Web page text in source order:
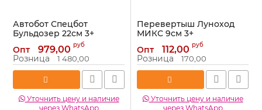
Автобот Спецбот
Бульдозер 22см 3+
Артикул: 9943839
Опт 979,00 руб
Розница 1 480,00
Уточнить цену и наличие
через WhatsApp
Перевертыш Луноход
МИКС 9см 3+
инерционный 7392895
Артикул: 7392895
Опт 112,00 руб
Розница 170,00
Уточнить цену и наличие
через WhatsApp